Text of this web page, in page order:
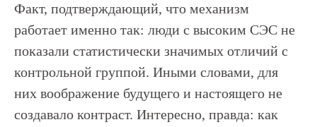
Факт, подтверждающий, что механизм
работает именно так: люди с высоким СЭС не
показали статистически значимых отличий с
контрольной группой. Иными словами, для
них воображение будущего и настоящего не
создавало контраст. Интересно, правда: как